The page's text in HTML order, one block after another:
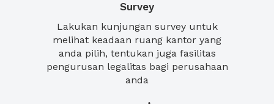
Survey
Lakukan kunjungan survey untuk
melihat keadaan ruang kantor yang
anda pilih, tentukan juga fasilitas
pengurusan legalitas bagi perusahaan
anda